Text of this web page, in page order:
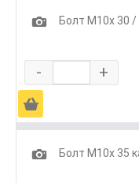
1
Болт М10х 30 /
- +
Ä
1
Болт М10х 35